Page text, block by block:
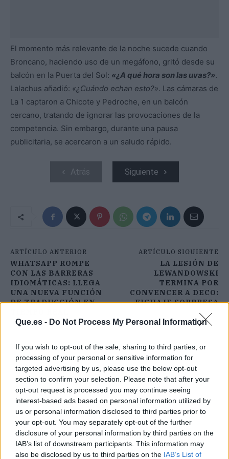
Que.es - Do Not Process My Personal Information
If you wish to opt-out of the sale, sharing to third parties, or
processing of your personal or sensitive information for
targeted advertising by us, please use the below opt-out
section to confirm your selection. Please note that after your
opt-out request is processed you may continue seeing
interest-based ads based on personal information utilized by
us or personal information disclosed to third parties prior to
your opt-out. You may separately opt-out of the further
disclosure of your personal information by third parties on the
IAB’s list of downstream participants. This information may
also be disclosed by us to third parties on the IAB’s List of
El momento más relevante de la noche sucede cuando
Broncano, haciendo uso de un megáfono, gritó desde su
balcón en la Puerta del Sol: «¿A qué hora son las uvas?».
Lalachus añadió: «¿Cuándo echan esto?». Las cámaras de
La 1 captaron a Chicote y Pedroche, en un balcón
cercano, tratando de ignorar las provocaciones de la
competencia. Sin embargo, durante una pausa
publicitaria, se acercaron a un saludo rápido.
Atrás Siguiente
ARTÍCULO ANTERIOR
WHATSAPP ROMPE
CON LAS BARRERAS
IDIOMÁTICAS: LLEGA
UNA NUEVA FUNCIÓN
DE TRADUCCIÓN EN
ARTÍCULO SIGUIENTE
LA LESIÓN DE
LEWANDOWSKI
TERMINA POR
CONVENCER A DECO:
FICHAJE SORPRESA